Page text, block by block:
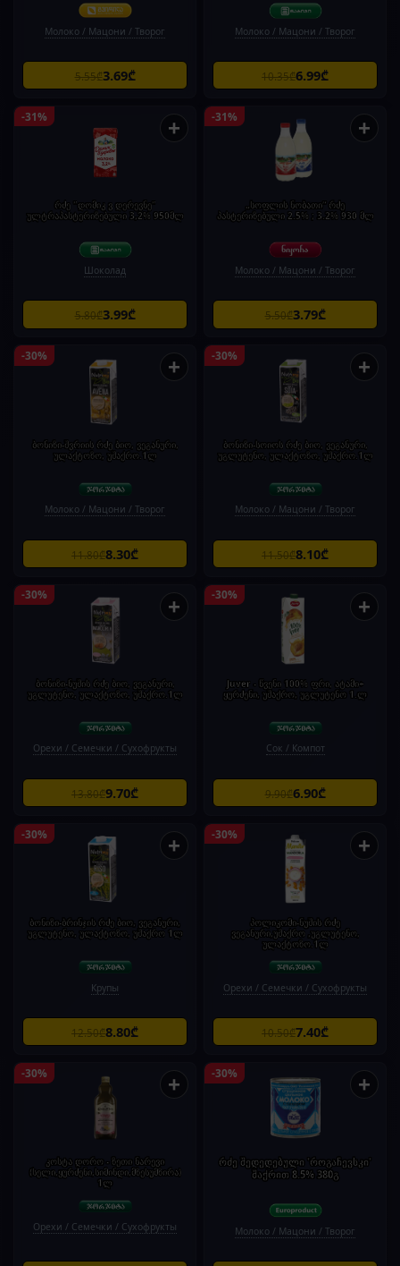
Молоко / Мацони / Творог
5.55₾3.69₾
Молоко / Мацони / Творог
10.35₾6.99₾
-31% +
რძე "დომიკ ვ დერევნე"
ულტრაპასტერიზებული 3,2% 950მლ
Шоколад
5.80₾3.99₾
-31% +
„სოფლის ნობათი“ რძე
პასტერიზებული 2.5% ; 3.2% 930 მლ
Молоко / Мацони / Творог
5.50₾3.79₾
-30% +
ბონიზი-შვრიის რძე ბიო, ვეგანური,
ულაქტოზო, უშაქრო.1ლ
Молоко / Мацони / Творог
11.80₾8.30₾
-30% +
ბონიზი-სოიოს რძე ბიო, ვეგანური,
უგლუტენო, ულაქტოზო, უშაქრო.1ლ
Молоко / Мацони / Творог
11.50₾8.10₾
-30% +
ბონიზი-ნუშის რძე ბიო, ვეგანური,
უგლუტენო, ულაქტოზო, უშაქრო.1ლ
Орехи / Семечки / Сухофрукты
13.80₾9.70₾
-30% +
Juver - წვენი 100% ფრი, ატამი+
ყურძენი, უშაქრო, უგლუტენო 1.ლ
Сок / Компот
9.90₾6.90₾
-30% +
ბონიზი-ბრინჯის რძე ბიო, ვეგანური,
უგლუტენო, ულაქტოზო, უშაქრო 1ლ
Крупы
12.50₾8.80₾
-30% +
პოლიკომი-ნუშის რძე
ვეგანური,უშაქრო ,უგლუტენო,
ულაქტოზო.1ლ
Орехи / Семечки / Сухофрукты
10.50₾7.40₾
-30% +
კოსტა დორო - ზეთი ნარევი
(სელი,ყურძენი,სიმინდი,მზესუმზირა)
1ლ
Орехи / Семечки / Сухофрукты
-30% +
რძე შედედებული 'როგაჩევსკი'
შაქრით 8.5% 380გ
Молоко / Мацони / Творог